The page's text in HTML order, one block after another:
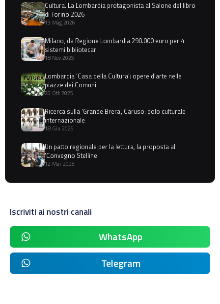
Cultura. La Lombardia protagonista al Salone del libro
di Torino 2026
13 Mag 2026
Milano, da Regione Lombardia 290.000 euro per 4
sistemi bibliotecari
18 Nov 2025
Lombardia ‘Casa della Cultura’: opere d’arte nelle
piazze dei Comuni
20 Ott 2025
Ricerca sulla 'Grande Brera', Caruso: polo culturale
internazionale
18 Giu 2025
Un patto regionale per la lettura, la proposta al
'Convegno Stelline'
12 Mar 2025
Iscriviti ai nostri canali
WhatsApp
Telegram